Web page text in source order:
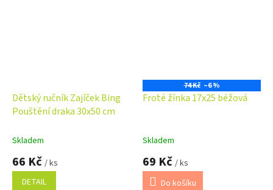
Dětský ručník Zajíček Bing
Pouštění draka 30x50 cm
Skladem
66 Kč / ks
DETAIL
74 Kč –6 %
Froté žínka 17x25 béžová
Skladem
69 Kč / ks
Do košíku